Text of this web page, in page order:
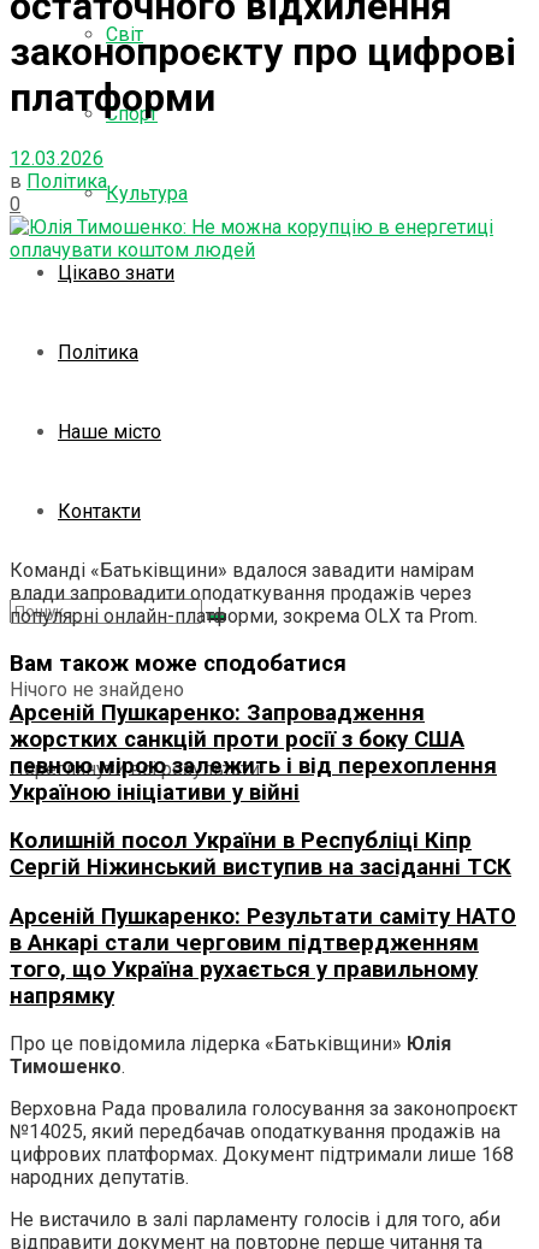
Світ
Спорт
Культура
Цікаво знати
Політика
Наше місто
Контакти
Нічого не знайдено
Переглянути всі результати
законопроєкту про цифрові
платформи
12.03.2026
в Політика
0
Команді «Батьківщини» вдалося завадити намірам
влади запровадити оподаткування продажів через
популярні онлайн-платформи, зокрема OLX та Prom.
Вам також може сподобатися
Арсеній Пушкаренко: Запровадження
жорстких санкцій проти росії з боку США
певною мірою залежить і від перехоплення
Україною ініціативи у війні
Колишній посол України в Республіці Кіпр
Сергій Ніжинський виступив на засіданні ТСК
Арсеній Пушкаренко: Результати саміту НАТО
в Анкарі стали черговим підтвердженням
того, що Україна рухається у правильному
напрямку
Про це повідомила лідерка «Батьківщини» Юлія
Тимошенко.
Верховна Рада провалила голосування за законопроєкт
№14025, який передбачав оподаткування продажів на
цифрових платформах. Документ підтримали лише 168
народних депутатів.
Не вистачило в залі парламенту голосів і для того, аби
відправити документ на повторне перше читання та